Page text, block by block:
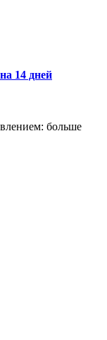
14 дней
больше